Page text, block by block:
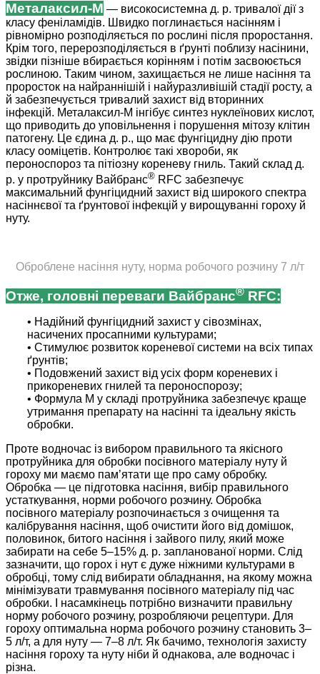
Металаксил-М — високосистемна д. р. тривалої дії з
класу феніламідів. Швидко поглинається насінням і
рівномірно розподіляється по рослині після проростання.
Крім того, перерозподіляється в ґрунті поблизу насінини,
звідки пізніше вбирається корінням і потім засвоюється
рослиною. Таким чином, захищається не лише насіння та
проросток на найраннішій і найуразливішій стадії росту, а
й забезпечується тривалий захист від вторинних
інфекцій. Металаксил-М інгібує синтез нуклеїнових кислот,
що приводить до уповільнення і порушення мітозу клітин
патогену. Це єдина д. р., що має фунгіцидну дію проти
класу ооміцетів. Контролює такі хвороби, як
пероноспороз та пітіозну кореневу гниль. Такий склад д.
р. у протруйнику Вайбранс® RFC забезпечує
максимальний фунгіцидний захист від широкого спектра
насіннєвої та ґрунтової інфекцій у вирощуванні гороху й
нуту.
Оброблене насіння нуту, норма робочого розчину 7 л/т
Отже, головні переваги Вайбранс® RFC:
• Надійний фунгіцидний захист у сівозмінах,
насичених просапними культурами;
• Стимулює розвиток кореневої системи на всіх типах
ґрунтів;
• Подовжений захист від усіх форм кореневих і
прикореневих гнилей та пероноспорозу;
• Формула М у складі протруйника забезпечує краще
утримання препарату на насінні та ідеальну якість
обробки.
Проте водночас із вибором правильного та якісного
протруйника для обробки посівного матеріалу нуту й
гороху ми маємо пам’ятати ще про саму обробку.
Обробка — це підготовка насіння, вибір правильного
устаткування, норми робочого розчину. Обробка
посівного матеріалу розпочинається з очищення та
калібрування насіння, щоб очистити його від домішок,
половинок, битого насіння і зайвого пилу, який може
забирати на себе 5–15% д. р. запланованої норми. Слід
зазначити, що горох і нут є дуже ніжними культурами в
обробці, тому слід вибирати обладнання, на якому можна
мінімізувати травмування посівного матеріалу під час
обробки. І насамкінець потрібно визначити правильну
норму робочого розчину, розробляючи рецептури. Для
гороху оптимальна норма робочого розчину становить 3–
5 л/т, а для нуту — 7–8 л/т. Як бачимо, технологія захисту
насіння гороху та нуту ніби й однакова, але водночас і
різна.